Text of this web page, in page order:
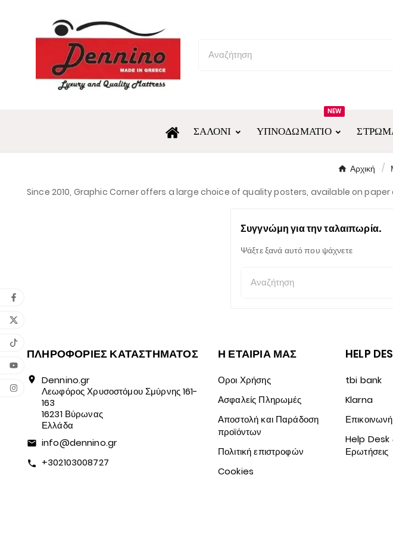
ΣΑΛΌΝΙ ΥΠΝΟΔΩΜΆΤΙΟ
NEW
Αρχική
Since 2010, Graphic Corner offers a large choice of quality posters, available on
Συγγνώμη για την ταλαιπωρία.
Ψάξτε ξανά αυτό που ψάχνετε
ΠΛΗΡΟΦΟΡΊΕΣ ΚΑΤΑΣΤΉΜΑΤΟΣ
location_on
Dennino.gr
Λεωφόρος Χρυσοστόμου Σμύρνης 161-
163
16231 Βύρωνας
Ελλάδα
email info@dennino.gr
call +302103008727
Η ΕΤΑΙΡΙΑ ΜΑΣ
Οροι Χρήσης
Ασφαλείς Πληρωμές
Αποστολή και Παράδοση
προϊόντων
Πολιτική επιστροφών
Cookies
HELP
tbi bank
Klarna
Help Desk
Ερωτήσεις